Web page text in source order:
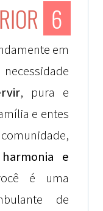
6
em
, pura e
e entes
harmonia e
é uma
de